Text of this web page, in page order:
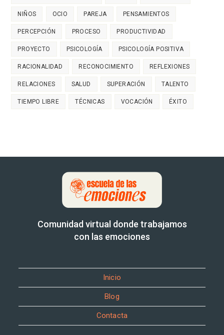
NIÑOS OCIO PAREJA PENSAMIENTOS
PERCEPCIÓN PROCESO PRODUCTIVIDAD
PROYECTO PSICOLOGÍA PSICOLOGÍA POSITIVA
RACIONALIDAD RECONOCIMIENTO REFLEXIONES
RELACIONES SALUD SUPERACIÓN TALENTO
TIEMPO LIBRE TÉCNICAS VOCACIÓN ÉXITO
Comunidad virtual donde trabajamos
con las emociones
Inicio
Blog
Contacta